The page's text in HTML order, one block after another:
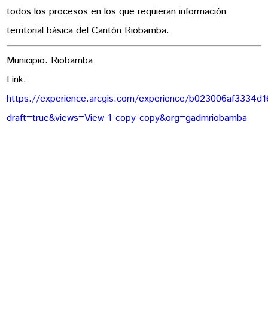
todos los procesos en los que requieran información
territorial básica del Cantón Riobamba.
Municipio: Riobamba
Link:
https://experience.arcgis.com/experience/
draft=true&views=View-1-copy-copy&org=gadmriobamba